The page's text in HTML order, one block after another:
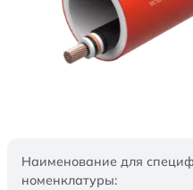
Наименование для
номенклатуры: